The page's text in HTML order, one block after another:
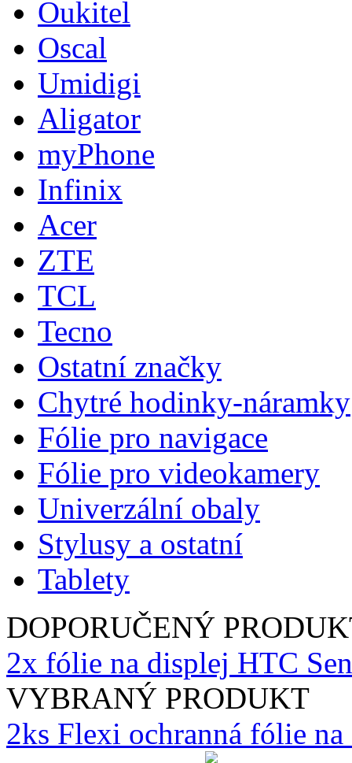
Oukitel
Oscal
Umidigi
Aligator
myPhone
Infinix
Acer
ZTE
TCL
Tecno
Ostatní značky
Chytré hodinky-náramky
Fólie pro navigace
Fólie pro videokamery
Univerzální obaly
Stylusy a ostatní
Tablety
DOPORUČENÝ
2x fólie na displej HTC
VYBRANÝ PRODUKT
2ks Flexi ochranná fólie